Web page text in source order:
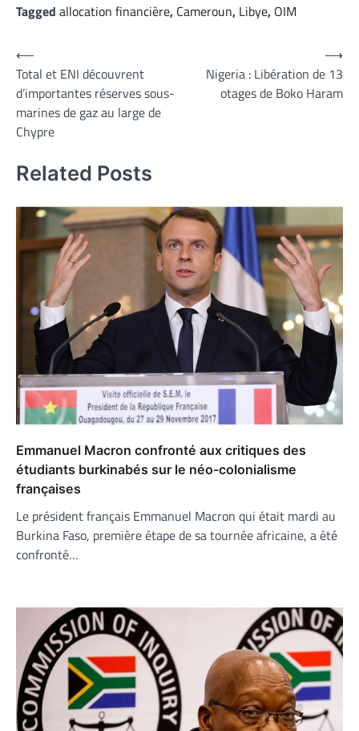
Tagged allocation financière, Cameroun, Libye, OIM
Navigation
de
l’article
⟵
Total et ENI découvrent
d’importantes réserves sous-
marines de gaz au large de
Chypre
Nigeria : Libération de 13
otages de Boko Haram
⟶
Related Posts
Emmanuel Macron confronté aux critiques des
étudiants burkinabés sur le néo-colonialisme
françaises
Le président français Emmanuel Macron qui était mardi au
Burkina Faso, première étape de sa tournée africaine, a été
confronté…